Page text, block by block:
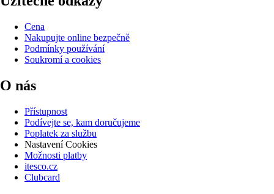
Cena
Nakupujte online bezpečně
Podmínky používání
Soukromí a cookies
O nás
Přístupnost
Podívejte se, kam doručujeme
Poplatek za službu
Nastavení Cookies
Možnosti platby
itesco.cz
Clubcard